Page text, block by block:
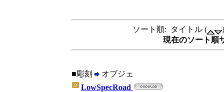
ソート順: タイトル (
現在のソート順
■彫刻
オブジェ
LowSpecRoad